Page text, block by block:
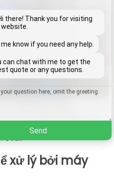
sản xuất, công
hàng ở Morocco chủ
oval.
xử lý bởi máy
Wechat
Chat
there! Thank you for visiting
me know if you need any help.
can chat with me to get the
quote or any questions.
Send